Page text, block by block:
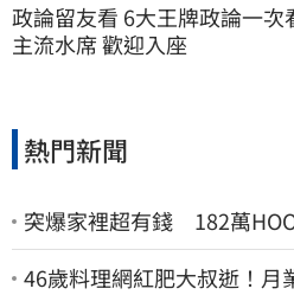
政論留友看 6大王牌政論一
主流水席 歡迎入座
熱門新聞
突爆家裡超有錢 182萬
46歲料理網紅肥大叔逝！月